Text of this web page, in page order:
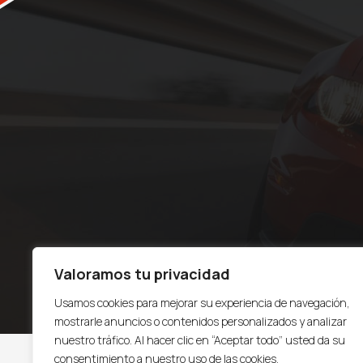
Valoramos tu privacidad
Usamos cookies para mejorar su experiencia de navegación,
mostrarle anuncios o contenidos personalizados y analizar
nuestro tráfico. Al hacer clic en “Aceptar todo” usted da su
consentimiento a nuestro uso de las cookies.